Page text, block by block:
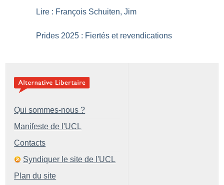
Lire : François Schuiten, Jim
Prides 2025 : Fiertés et revendications
Qui sommes-nous ?
Manifeste de l'UCL
Contacts
Syndiquer le site de l'UCL
Plan du site